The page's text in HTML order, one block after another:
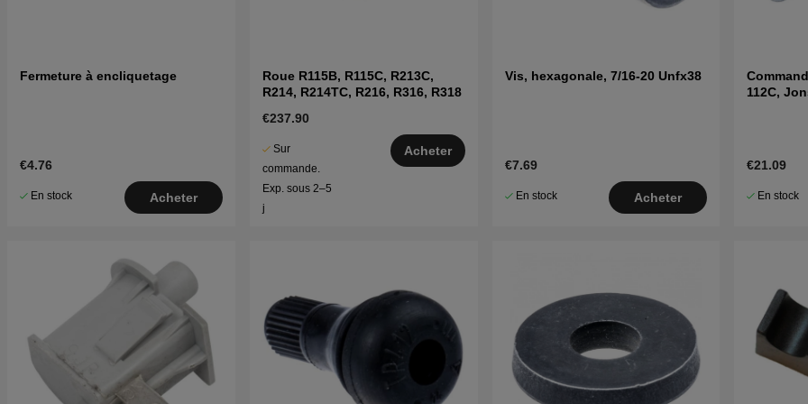
Fermeture à encliquetage
€4.76
En stock Acheter
Roue R115B, R115C, R213C,
R214, R214TC, R216, R316, R318
€237.90
Sur
commande.
Exp. sous 2–5
j
Acheter
Vis, hexagonale, 7/16-20 Unfx38
€7.69
En stock Acheter
112C,
€21.09
En stock